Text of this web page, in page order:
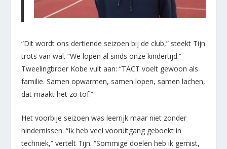
“Dit wordt ons dertiende seizoen bij de club,” steekt Tijn
trots van wal. “We lopen al sinds onze kindertijd.”
Tweelingbroer Kobe vult aan: “TACT voelt gewoon als
familie. Samen opwarmen, samen lopen, samen lachen,
dat maakt het zo tof.”
Het voorbije seizoen was leerrijk maar niet zonder
hindernissen. “Ik heb veel vooruitgang geboekt in
techniek,” vertelt Tijn. “Sommige doelen heb ik gemist,